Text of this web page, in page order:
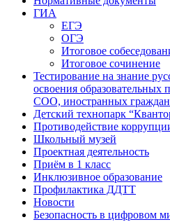
ГИА
ЕГЭ
ОГЭ
Итоговое
Итоговое сочинение
Тестирование на знание
освоения
СОО, иностранных граждан
Детский технопарк
Противодействие
Школьный музей
Проектная деятельность
Приём в 1 класс
Инклюзивное образование
Профилактика ДДТТ
Новости
Безопасность в цифровом